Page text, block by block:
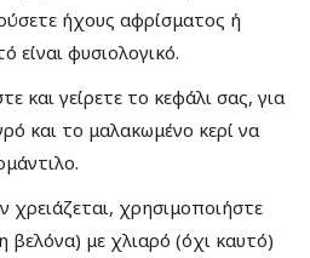
ήχους αφρίσματος ή
είναι φυσιολογικό.
και γείρετε το κεφάλι σας, για
και το μαλακωμένο κερί να
χρειάζεται, χρησιμοποιήστε
βελόνα) με χλιαρό (όχι καυτό)